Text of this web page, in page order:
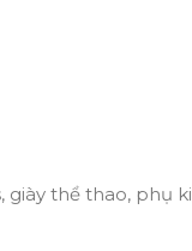
thể thao, phụ